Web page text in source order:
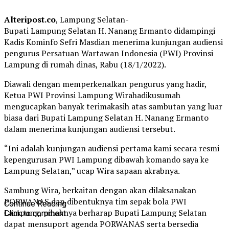
Alteripost.co, Lampung Selatan-
Bupati Lampung Selatan H. Nanang Ermanto didampingi
Kadis Kominfo Sefri Masdian menerima kunjungan audiensi
pengurus Persatuan Wartawan Indonesia (PWI) Provinsi
Lampung di rumah dinas, Rabu (18/1/2022).
Diawali dengan memperkenalkan pengurus yang hadir,
Ketua PWI Provinsi Lampung Wirahadikusumah
mengucapkan banyak terimakasih atas sambutan yang luar
biasa dari Bupati Lampung Selatan H. Nanang Ermanto
dalam menerima kunjungan audiensi tersebut.
“Ini adalah kunjungan audiensi pertama kami secara resmi
kepengurusan PWI Lampung dibawah komando saya ke
Lampung Selatan,” ucap Wira sapaan akrabnya.
Sambung Wira, berkaitan dengan akan dilaksanakan
PORWANAS dan dibentuknya tim sepak bola PWI
Lampung, pihaknya berharap Bupati Lampung Selatan
dapat mensuport agenda PORWANAS serta bersedia
Continue Reading
Click to comment